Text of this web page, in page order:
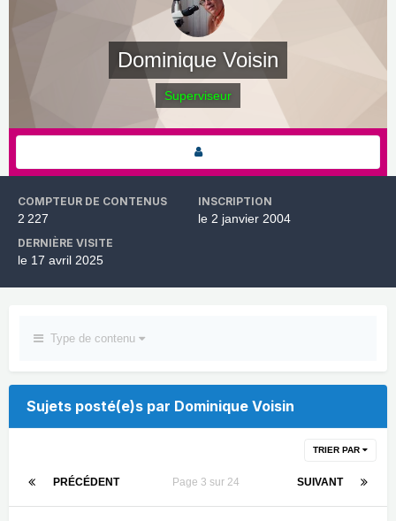
Dominique Voisin
Superviseur
COMPTEUR DE CONTENUS
2 227
INSCRIPTION
le 2 janvier 2004
DERNIÈRE VISITE
le 17 avril 2025
Type de contenu
Sujets posté(e)s par Dominique Voisin
TRIER PAR
PRÉCÉDENT SUIVANT
Page 3 sur 24